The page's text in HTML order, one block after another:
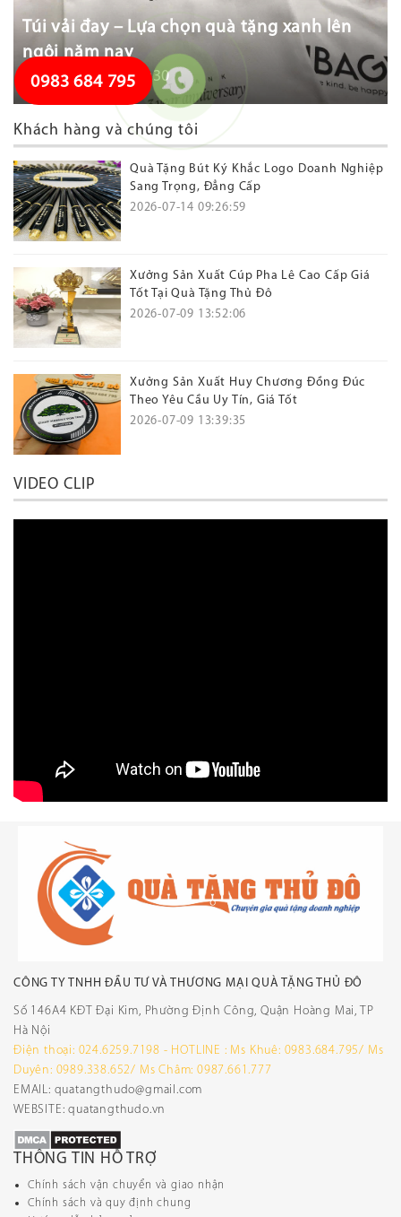
Túi vải đay – Lựa chọn quà tặng xanh lên
ngôi năm nay
2026-07-22 14:47:30
Khách hàng và chúng tôi
Quà Tặng Bút Ký Khắc Logo Doanh Nghiệp
Sang Trọng, Đẳng Cấp
2026-07-14 09:26:59
Xưởng Sản Xuất Cúp Pha Lê Cao Cấp Giá
Tốt Tại Quà Tặng Thủ Đô
2026-07-09 13:52:06
Xưởng Sản Xuất Huy Chương Đồng Đúc
Theo Yêu Cầu Uy Tín, Giá Tốt
2026-07-09 13:39:35
VIDEO CLIP
CÔNG TY TNHH ĐẦU TƯ VÀ THƯƠNG MẠI QUÀ TẶNG THỦ ĐÔ
Số 146A4 KĐT Đại Kim, Phường Định Công, Quận Hoàng Mai, TP
Hà Nội
Điện thoại: 024.6259.7198 - HOTLINE : Ms Khuê: 0983.684.795/ Ms
Duyên: 0989.338.652/ Ms Châm: 0987.661.777
EMAIL: quatangthudo@gmail.com
WEBSITE: quatangthudo.vn
THÔNG TIN HỖ TRỢ
Chính sách vận chuyển và giao nhận
Chính sách và quy định chung
0983 684 795